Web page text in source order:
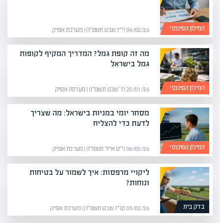
המילון הפיננסי 04/02/26 (י״ז שבט תשפ״ו) | מערכת אפיק
המילון הפיננסי
מה זה קופת גמל? המדריך המקיף לקופות
גמל בישראל
25/01/26 (ז׳ שבט תשפ״ו) | מערכת אפיק
המילון הפיננסי
מסחר יומי במניות בישראל: מה שצריך
לדעת כדי להצליח
06/05/26 (י״ט אייר תשפ״ו) | מערכת אפיק
בדק בית
ליקויי מרפסות: איך לשמור על בטיחות
ונוחות?
03/02/26 (ט״ז שבט תשפ״ו) | מערכת אפיק